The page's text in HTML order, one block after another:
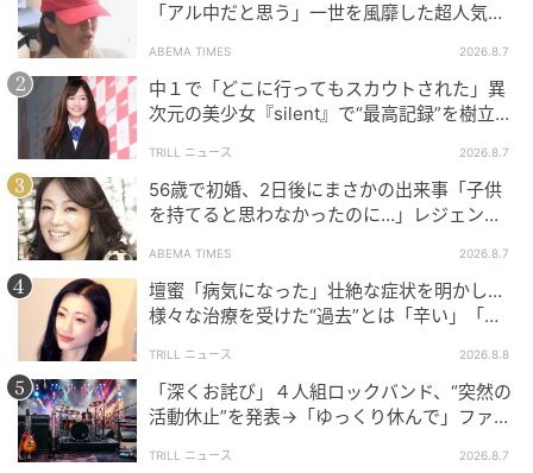
「アル中だと思う」一世を風靡した超人気タ
ABEMA TIMES 2026.8.7
中１で「どこに行ってもスカウトされた」異
次元の美少女『silent』で“最高記録”を樹立し
TRILL ニュース 2026.8.7
56歳で初婚、2日後にまさかの出来事「子供
を持てると思わなかったのに…」レジェンド
ABEMA TIMES 2026.8.7
壇蜜「病気になった」壮絶な症状を明かし…
様々な治療を受けた“過去”とは「辛い」「苦
TRILL ニュース 2026.8.8
「深くお詫び」４人組ロックバンド、“突然の
活動休止”を発表→「ゆっくり休んで」ファン
TRILL ニュース 2026.8.7